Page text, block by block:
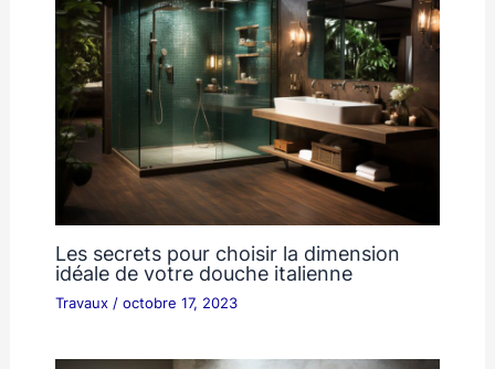
Les secrets pour choisir la dimension
idéale de votre douche italienne
Travaux/ octobre 17, 2023